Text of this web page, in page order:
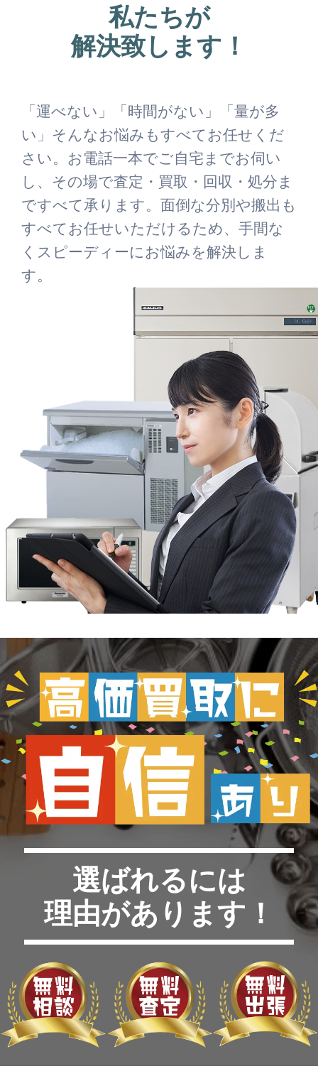
私たちが
解決致します！
「運べない」「時間がない」「量が多
い」そんなお悩みもすべてお任せくだ
さい。お電話一本でご自宅までお伺い
し、その場で査定・買取・回収・処分ま
ですべて承ります。面倒な分別や搬出も
すべてお任せいただけるため、手間な
くスピーディーにお悩みを解決しま
す。
選ばれるには
理由があります！